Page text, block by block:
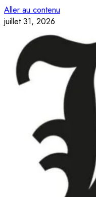
Aller au contenu
juillet 31, 2026